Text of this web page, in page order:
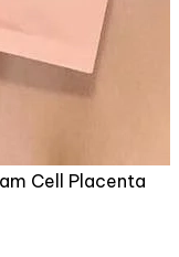
Cell Placenta